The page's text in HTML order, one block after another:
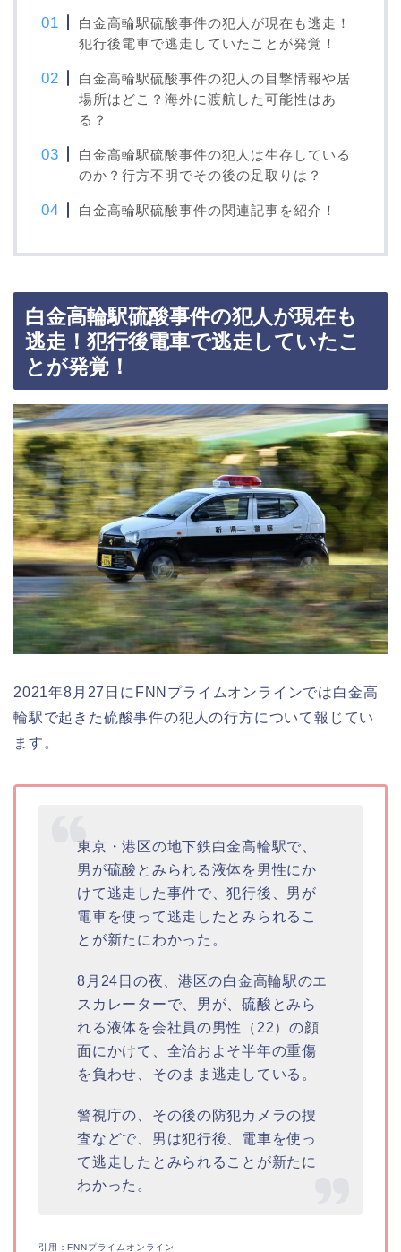
白金高輪駅硫酸事件の犯人が現在も逃走！
犯行後電車で逃走していたことが発覚！
白金高輪駅硫酸事件の犯人の目撃情報や居
場所はどこ？海外に渡航した可能性はあ
る？
白金高輪駅硫酸事件の犯人は生存している
のか？行方不明でその後の足取りは？
白金高輪駅硫酸事件の関連記事を紹介！
白金高輪駅硫酸事件の犯人が現在も
逃走！犯行後電車で逃走していたこ
とが発覚！
2021年8月27日にFNNプライムオンラインでは白金高
輪駅で起きた硫酸事件の犯人の行方について報じてい
ます。
東京・港区の地下鉄白金高輪駅で、
男が硫酸とみられる液体を男性にか
けて逃走した事件で、犯行後、男が
電車を使って逃走したとみられるこ
とが新たにわかった。
8月24日の夜、港区の白金高輪駅のエ
スカレーターで、男が、硫酸とみら
れる液体を会社員の男性（22）の顔
面にかけて、全治およそ半年の重傷
を負わせ、そのまま逃走している。
警視庁の、その後の防犯カメラの捜
査などで、男は犯行後、電車を使っ
て逃走したとみられることが新たに
わかった。
引用：FNNプライムオンライン